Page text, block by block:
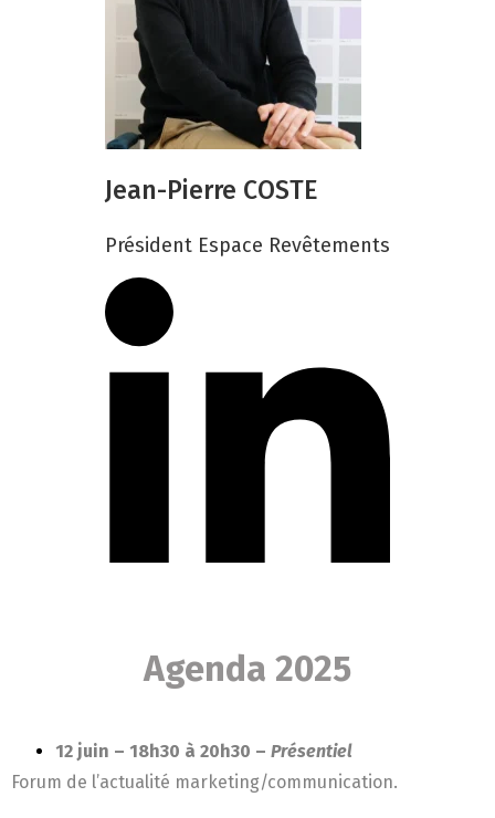
Jean-Pierre COSTE
Président Espace Revêtements
Agenda 2025
12 juin – 18h30 à 20h30 – Présentiel
Forum de l’actualité marketing/communication.